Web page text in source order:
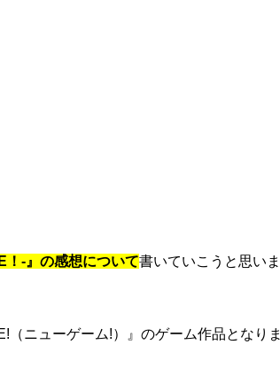
！-』の感想について書いていこうと思いま
ニューゲーム!）』のゲーム作品となりま